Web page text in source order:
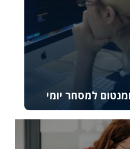
המעוניינים לנצל